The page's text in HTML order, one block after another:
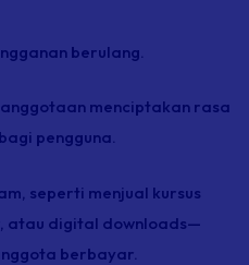
berulang.
menciptakan rasa
pengguna.
seperti menjual kursus
atau digital downloads—
berbayar.